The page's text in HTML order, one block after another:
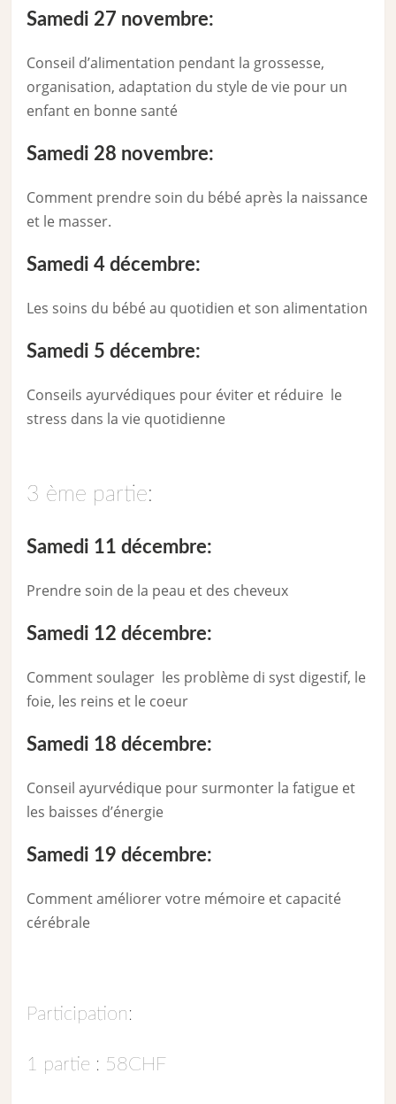
Samedi 27 novembre:
Conseil d’alimentation pendant la grossesse,
organisation, adaptation du style de vie pour un
enfant en bonne santé
Samedi 28 novembre:
Comment prendre soin du bébé après la naissance
et le masser.
Samedi 4 décembre:
Les soins du bébé au quotidien et son alimentation
Samedi 5 décembre:
Conseils ayurvédiques pour éviter et réduire le
stress dans la vie quotidienne
3 ème partie:
Samedi 11 décembre:
Prendre soin de la peau et des cheveux
Samedi 12 décembre:
Comment soulager les problème di syst digestif, le
foie, les reins et le coeur
Samedi 18 décembre:
Conseil ayurvédique pour surmonter la fatigue et
les baisses d’énergie
Samedi 19 décembre:
Comment améliorer votre mémoire et capacité
cérébrale
Participation:
1 partie : 58CHF